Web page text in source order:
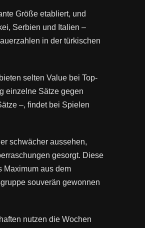
Größe etabliert, und
Serbien und Italien –
in der türkischen
selten Value bei Top-
einzelne Sätze gegen
–, findet bei Spielen
schwächer aussehen,
gesorgt. Diese
Maximum aus dem
souverän gewonnen
nutzen die Wochen